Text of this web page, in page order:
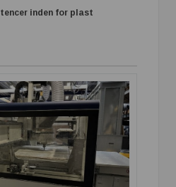
inden for plast